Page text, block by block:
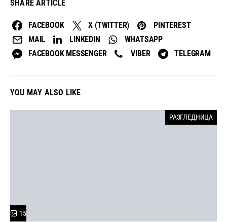
SHARE ARTICLE
FACEBOOK X (TWITTER)
PINTEREST
MAIL
LINKEDIN
WHATSAPP
FACEBOOK MESSENGER
VIBER TELEGRAM
YOU MAY ALSO LIKE
РАЗГЛЕДНИЦА
15